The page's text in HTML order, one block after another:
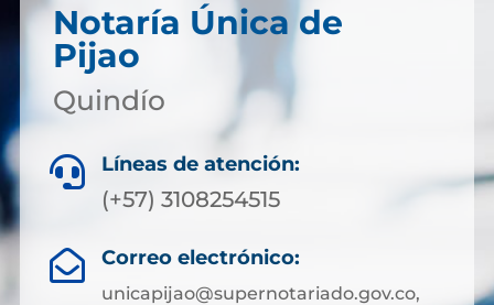
Notaría Única de
Pijao
Quindío
 Líneas de atención:
(+57) 3108254515
 Correo electrónico:
unicapijao@supernotariado.gov.co,